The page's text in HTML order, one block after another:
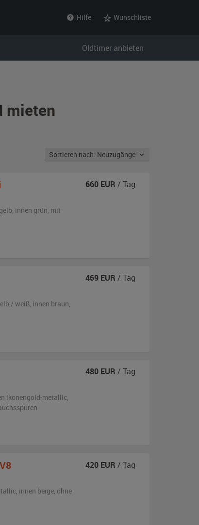
Hilfe Wunschliste
Oldtimer anbieten
mieten
Sortieren nach: Neuzugänge
, innen grün, mit
660 EUR / Tag
/ weiß, innen braun,
469 EUR / Tag
ikonengold-metallic,
480 EUR / Tag
, innen beige, ohne
420 EUR / Tag